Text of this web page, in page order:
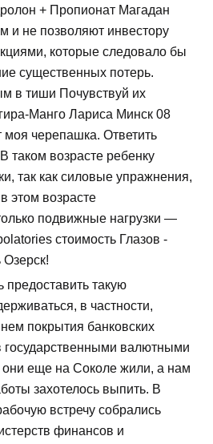
+ Пропионат Магадан
и не позволяют инвестору
которые следовало бы
существенных потерь.
в тиши Почувствуй их
Манго Лариса Минск 08
черепашка. Ответить
таком возрасте ребенку
так как силовые упражнения,
этом возрасте
подвижные нагрузки —
стоимость Глазов -
Озерск!
предоставить такую
в частности,
покрытия банковских
государственными валютными
еще на Соколе жили, а нам
захотелось выпить. В
встречу собрались
финансов и